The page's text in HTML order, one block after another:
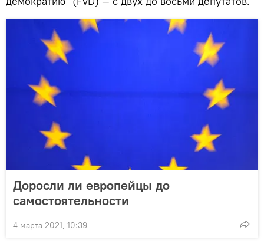
Доросли ли европейцы до
самостоятельности
4 марта 2021, 10:39